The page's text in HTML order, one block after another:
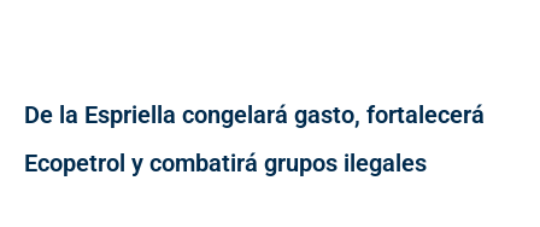
De la Espriella congelará gasto, fortalecerá
Ecopetrol y combatirá grupos ilegales